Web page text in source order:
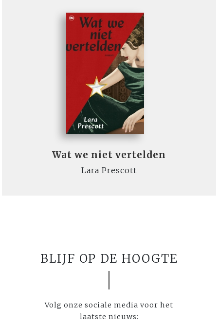
Wat we niet vertelden
Lara Prescott
BLIJF OP DE HOOGTE
Volg onze sociale media voor het
laatste nieuws: